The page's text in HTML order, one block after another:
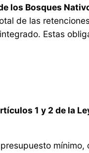
los Bosques
de las
Estas
1 y 2 de la